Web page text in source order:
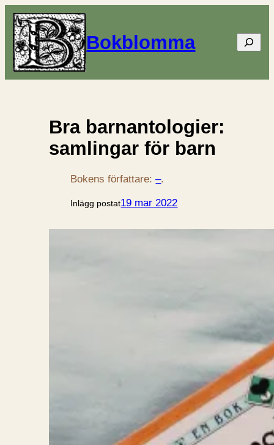
Bokblomma Sök
Bra barnantologier:
samlingar för barn
Bokens författare:–.
Inlägg postat19 mar 2022